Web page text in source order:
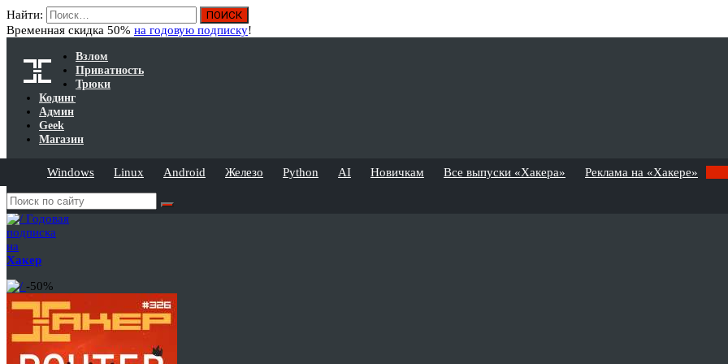
Найти:
Временная скидка 50% на годовую подписку!
Взлом
Приватность
Трюки
Кодинг
Админ
Geek
Магазин
Windows Linux Android Железо Python AI Новичкам Все выпуски «Хакера» Реклама на «Хакере»
Годовая
подписка
на
Хакер
-50%